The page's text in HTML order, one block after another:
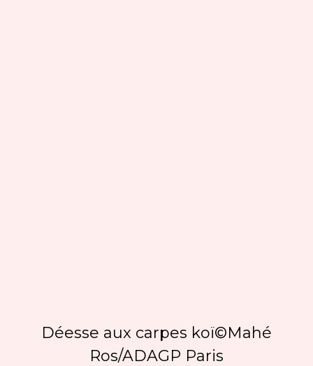
Déesse aux carpes koï©Mahé
Ros/ADAGP Paris